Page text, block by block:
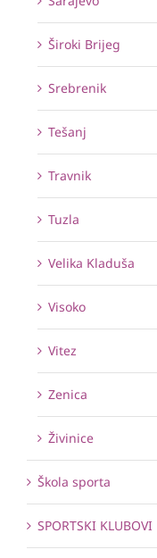
Široki Brijeg
Srebrenik
Tešanj
Travnik
Tuzla
Velika Kladuša
Visoko
Vitez
Zenica
Živinice
Škola sporta
SPORTSKI KLUBOVI